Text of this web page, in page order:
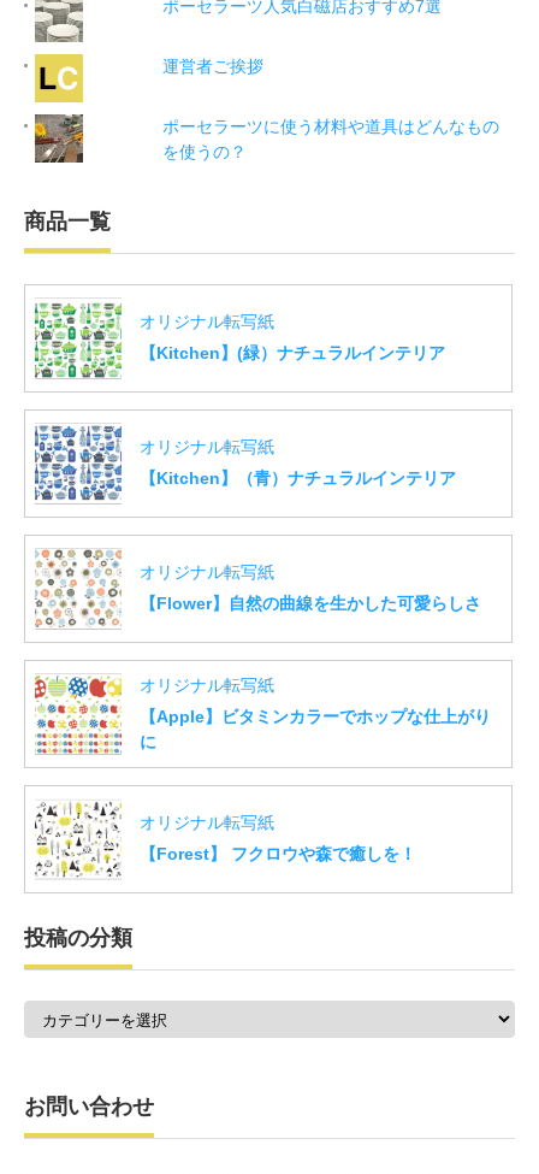
ポーセラーツ人気白磁店おすすめ7選
運営者ご挨拶
ポーセラーツに使う材料や道具はどんなもの
を使うの？
商品一覧
オリジナル転写紙
【Kitchen】(緑）ナチュラルインテリア
オリジナル転写紙
【Kitchen】（青）ナチュラルインテリア
オリジナル転写紙
【Flower】自然の曲線を生かした可愛らしさ
オリジナル転写紙
【Apple】ビタミンカラーでホップな仕上がり
に
オリジナル転写紙
【Forest】 フクロウや森で癒しを！
投稿の分類
お問い合わせ